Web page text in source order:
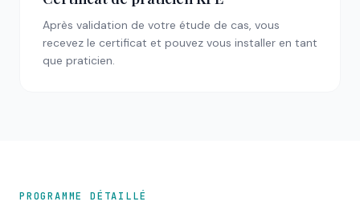
Après validation de votre étude de cas, vous
recevez le certificat et pouvez vous installer en tant
que praticien.
PROGRAMME DÉTAILLÉ